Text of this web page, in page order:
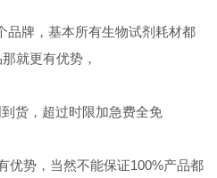
品牌，基本所有生物试剂耗材都
就更有优势，
货，超过时限加急费全免
优势，当然不能保证100%产品都